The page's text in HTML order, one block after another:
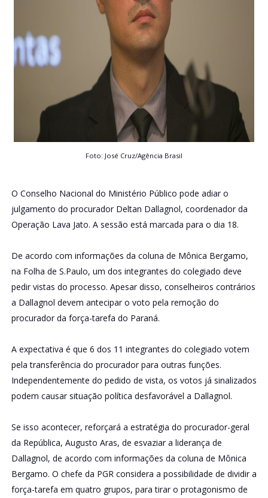
Foto: José Cruz/Agência Brasil
O Conselho Nacional do Ministério Público pode adiar o
julgamento do procurador Deltan Dallagnol, coordenador da
Operação Lava Jato. A sessão está marcada para o dia 18.
De acordo com informações da coluna de Mônica Bergamo,
na Folha de S.Paulo, um dos integrantes do colegiado deve
pedir vistas do processo. Apesar disso, conselheiros contrários
a Dallagnol devem antecipar o voto pela remoção do
procurador da força-tarefa do Paraná.
A expectativa é que 6 dos 11 integrantes do colegiado votem
pela transferência do procurador para outras funções.
Independentemente do pedido de vista, os votos já sinalizados
podem causar situação política desfavorável a Dallagnol.
Se isso acontecer, reforçará a estratégia do procurador-geral
da República, Augusto Aras, de esvaziar a liderança de
Dallagnol, de acordo com informações da coluna de Mônica
Bergamo. O chefe da PGR considera a possibilidade de dividir a
força-tarefa em quatro grupos, para tirar o protagonismo de